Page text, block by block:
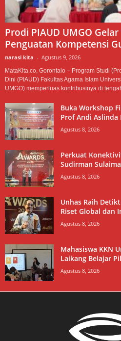
Prodi PIAUD UMGO
Penguatan Kompetensi
narasi kita - Agustus 9, 2026
MataKita.co, Gorontalo – Program Studi
Dini (PIAUD) Fakultas Agama Islam
UMGO) memperluas kontribusinya di
Buka Workshop
Prof Andi Aslinda
Agustus 8, 2026
Perkuat
Sudirman
Agustus 8, 2026
Unhas Raih
Riset Global dan
Agustus 8, 2026
Mahasiswa KKN
Laikang Belajar
Agustus 8, 2026